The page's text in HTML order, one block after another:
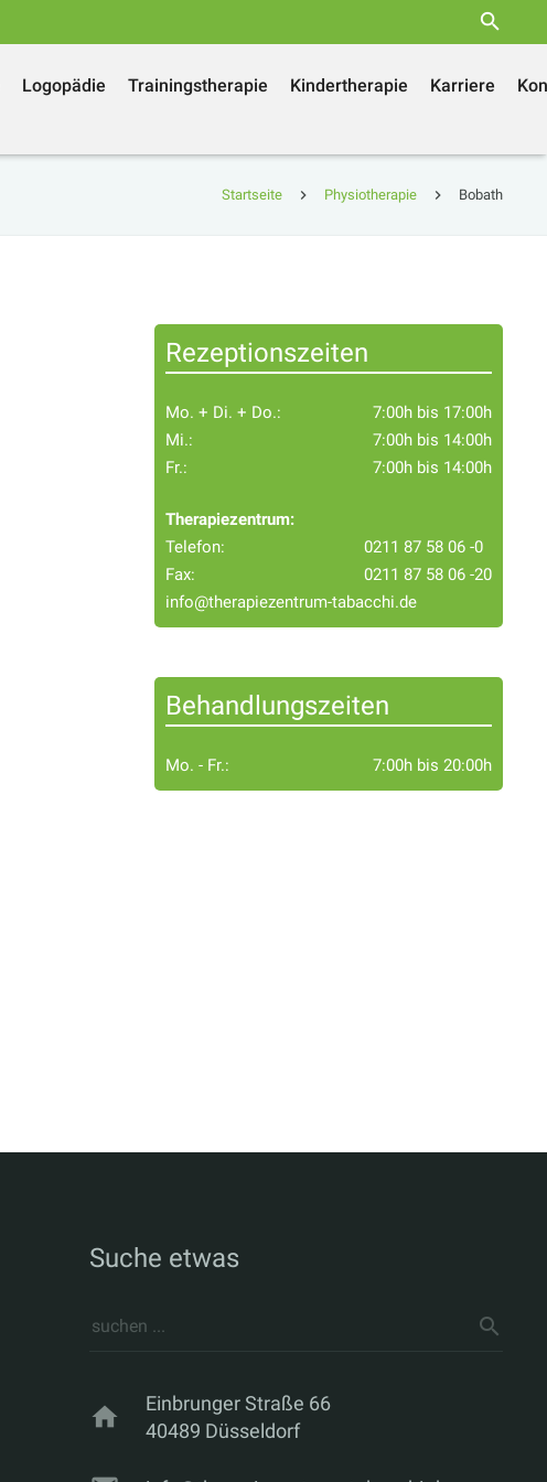
Logopädie Trainingstherapie Kindertherapie Karriere
Startseite Physiotherapie Bobath
Rezeptionszeiten
Mo. + Di. + Do.:
7:00h bis 17:00h
Mi.:
7:00h bis 14:00h
Fr.:
7:00h bis 14:00h
Therapiezentrum:
Telefon:
0211 87 58 06 -0
Fax:
0211 87 58 06 -20
info@therapiezentrum-tabacchi.de
Behandlungszeiten
Mo. - Fr.: 7:00h bis 20:00h
Suche etwas
home
Einbrunger Straße 66
40489 Düsseldorf